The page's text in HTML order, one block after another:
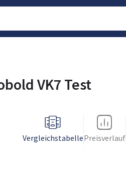
VK7 Test
VergleichstabellePreisverlauf